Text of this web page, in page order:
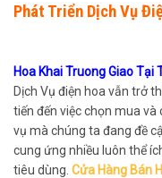
Phát Triển Dịch Vụ
Hoa Khai Truong Giao Tại
Dịch Vụ điện hoa vẫn trở
tiến đến việc chọn mua và
vụ mà chúng ta đang đề
cung ứng nhiều luôn thể
tiêu dùng. Cửa Hàng Bán